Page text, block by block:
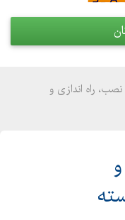
راه اندازی و